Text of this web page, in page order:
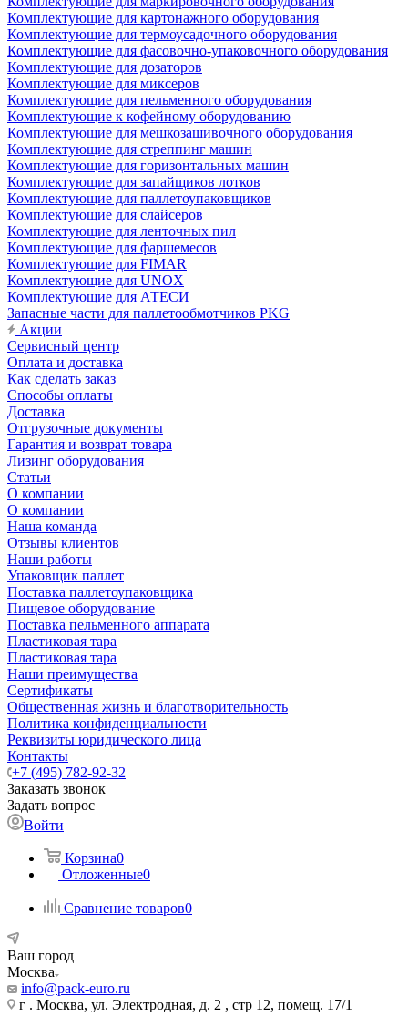
Комплектующие для картонажного оборудования
Комплектующие для термоусадочного оборудования
Комплектующие для фасовочно-упаковочного оборудования
Комплектующие для дозаторов
Комплектующие для миксеров
Комплектующие для пельменного оборудования
Комплектующие к кофейному оборудованию
Комплектующие для мешкозашивочного оборудования
Комплектующие для стреппинг машин
Комплектующие для горизонтальных машин
Комплектующие для запайщиков лотков
Комплектующие для паллетоупаковщиков
Комплектующие для слайсеров
Комплектующие для ленточных пил
Комплектующие для фаршемесов
Комплектующие для FIMAR
Комплектующие для UNOX
Комплектующие для АТЕСИ
Запасные части для паллетообмотчиков PKG
Акции
Сервисный центр
Оплата и доставка
Как сделать заказ
Способы оплаты
Доставка
Отгрузочные документы
Гарантия и возврат товара
Лизинг оборудования
Статьи
О компании
О компании
Наша команда
Отзывы клиентов
Наши работы
Упаковщик паллет
Поставка паллетоупаковщика
Пищевое оборудование
Поставка пельменного аппарата
Пластиковая тара
Пластиковая тара
Наши преимущества
Сертификаты
Общественная жизнь и благотворительность
Политика конфиденциальности
Реквизиты юридического лица
Контакты
+7 (495) 782-92-32
Заказать звонок
Задать вопрос
Войти
Корзина0
Отложенные0
Сравнение товаров0
Ваш город
Москва
info@pack-euro.ru
г . Москва, ул. Электродная, д. 2 , стр 12, помещ. 17/1